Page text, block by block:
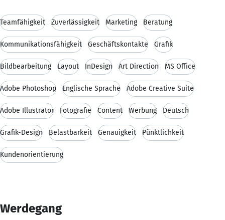
Teamfähigkeit Zuverlässigkeit Marketing Beratung
Kommunikationsfähigkeit Geschäftskontakte Grafik
Bildbearbeitung Layout InDesign Art Direction MS Office
Adobe Photoshop Englische Sprache Adobe Creative Suite
Adobe Illustrator Fotografie Content Werbung Deutsch
Grafik-Design Belastbarkeit Genauigkeit Pünktlichkeit
Kundenorientierung
Werdegang